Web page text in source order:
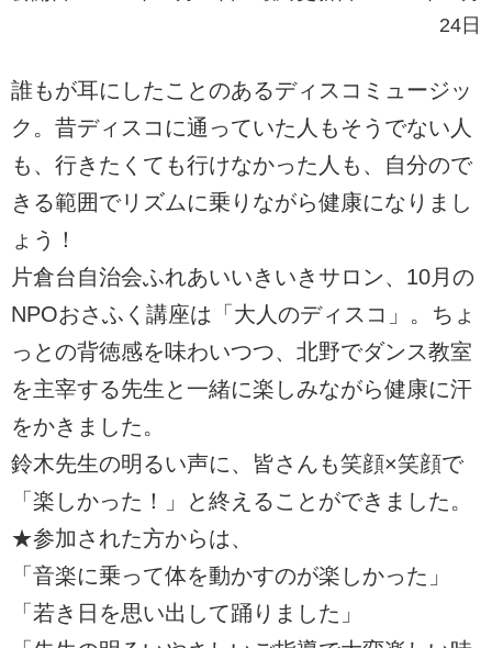
24日
誰もが耳にしたことのあるディスコミュージッ
ク。昔ディスコに通っていた人もそうでない人
も、行きたくても行けなかった人も、自分ので
きる範囲でリズムに乗りながら健康になりまし
ょう！
片倉台自治会ふれあいいきいきサロン、10月の
NPOおさふく講座は「大人のディスコ」。ちょ
っとの背徳感を味わいつつ、北野でダンス教室
を主宰する先生と一緒に楽しみながら健康に汗
をかきました。
鈴木先生の明るい声に、皆さんも笑顔×笑顔で
「楽しかった！」と終えることができました。
★参加された方からは、
「音楽に乗って体を動かすのが楽しかった」
「若き日を思い出して踊りました」